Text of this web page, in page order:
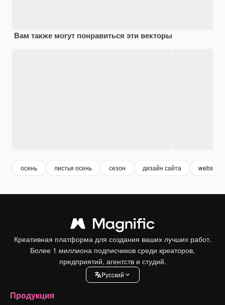
Вам также могут понравиться эти векторы
осень листья осень сезон дизайн сайта website
Креативная платформа для создания ваших лучших работ.
Более 1 миллиона подписчиков среди креаторов,
предприятий, агентств и студий.
Pусский
Продукция